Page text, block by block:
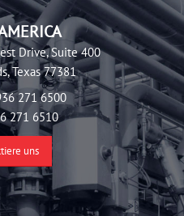
Drive, Suite 400
Texas 77381
271 6500
271 6510
uns